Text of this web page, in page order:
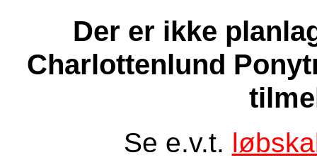
Der er ikke
Charlottenlund
Se e.v.t.